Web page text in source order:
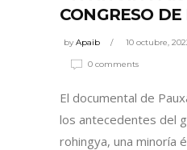
CONGRESO
byApaib 10 octubre,
0 comments
El documental de
los antecedentes del
rohingya, una minoría